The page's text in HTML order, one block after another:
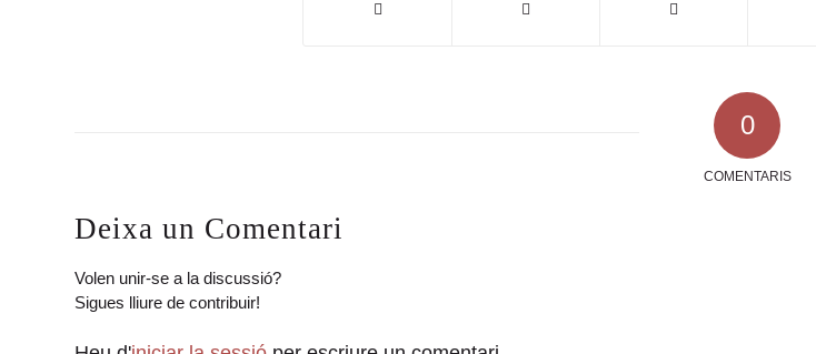
0
COMENTARIS
Deixa un Comentari
Volen unir-se a la discussió?
Sigues lliure de contribuir!